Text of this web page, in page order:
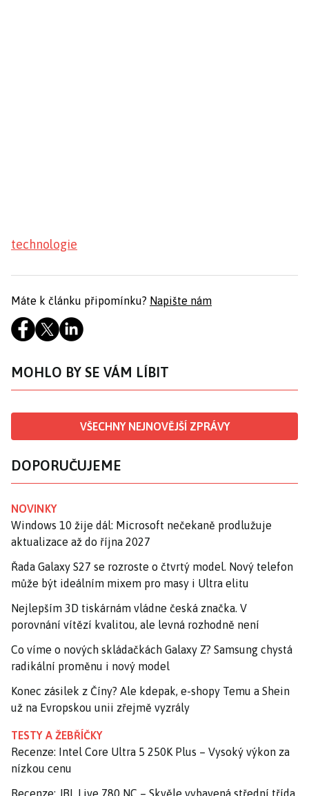
technologie
Máte k článku připomínku? Napište nám
MOHLO BY SE VÁM LÍBIT
VŠECHNY NEJNOVĚJŠÍ ZPRÁVY
DOPORUČUJEME
NOVINKY
Windows 10 žije dál: Microsoft nečekaně prodlužuje
aktualizace až do října 2027
Řada Galaxy S27 se rozroste o čtvrtý model. Nový telefon
může být ideálním mixem pro masy i Ultra elitu
Nejlepším 3D tiskárnám vládne česká značka. V
porovnání vítězí kvalitou, ale levná rozhodně není
Co víme o nových skládačkách Galaxy Z? Samsung chystá
radikální proměnu i nový model
Konec zásilek z Číny? Ale kdepak, e-shopy Temu a Shein
už na Evropskou unii zřejmě vyzrály
TESTY A ŽEBŘÍČKY
Recenze: Intel Core Ultra 5 250K Plus – Vysoký výkon za
nízkou cenu
Recenze: JBL Live 780 NC – Skvěle vybavená střední třída